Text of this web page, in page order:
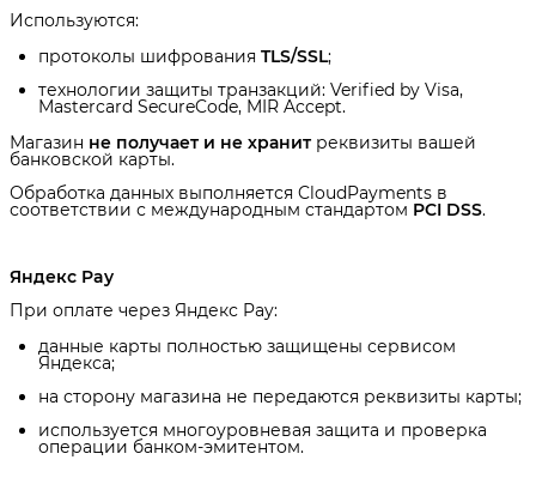
Используются:
протоколы шифрования TLS/SSL;
технологии защиты транзакций: Verified by Visa,
Mastercard SecureCode, MIR Accept.
Магазин не получает и не хранитреквизиты вашей
банковской карты.
Обработка данных выполняется CloudPayments в
соответствии с международным стандартом PCI DSS.
Яндекс Pay
При оплате через Яндекс Pay:
данные карты полностью защищены сервисом
Яндекса;
на сторону магазина не передаются реквизиты карты;
используется многоуровневая защита и проверка
операции банком-эмитентом.